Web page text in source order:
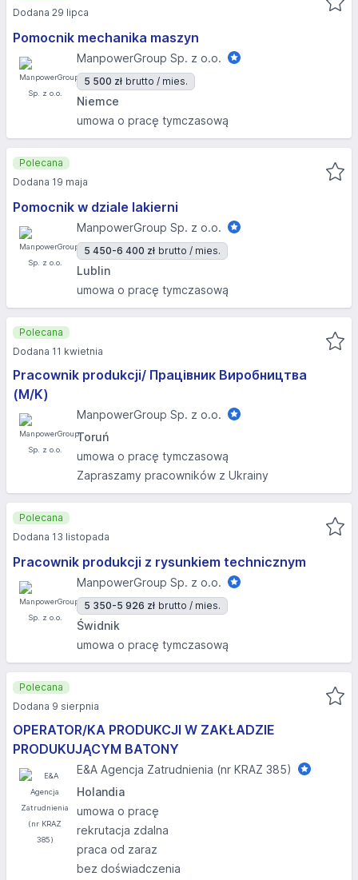
Pomocnik mechanika maszyn
ManpowerGroup Sp. z o.o.
5 500 zł brutto / mies.
Niemce
umowa o pracę tymczasową
Dodana 29 lipca
Pomocnik w dziale lakierni
ManpowerGroup Sp. z o.o.
5 450-6 400 zł brutto / mies.
Lublin
umowa o pracę tymczasową
Polecana
Dodana 19 maja
Pracownik produkcji/ Працівник Виробництва
(M/K)
ManpowerGroup Sp. z o.o.
Toruń
umowa o pracę tymczasową
Zapraszamy pracowników z Ukrainy
Polecana
Dodana 11 kwietnia
Pracownik produkcji z rysunkiem technicznym
ManpowerGroup Sp. z o.o.
5 350-5 926 zł brutto / mies.
Świdnik
umowa o pracę tymczasową
Polecana
Dodana 13 listopada
OPERATOR/KA PRODUKCJI W ZAKŁADZIE
PRODUKUJĄCYM BATONY
E&A Agencja Zatrudnienia (nr KRAZ 385)
Holandia
umowa o pracę
rekrutacja zdalna
praca od zaraz
bez doświadczenia
Polecana
Dodana 9 sierpnia